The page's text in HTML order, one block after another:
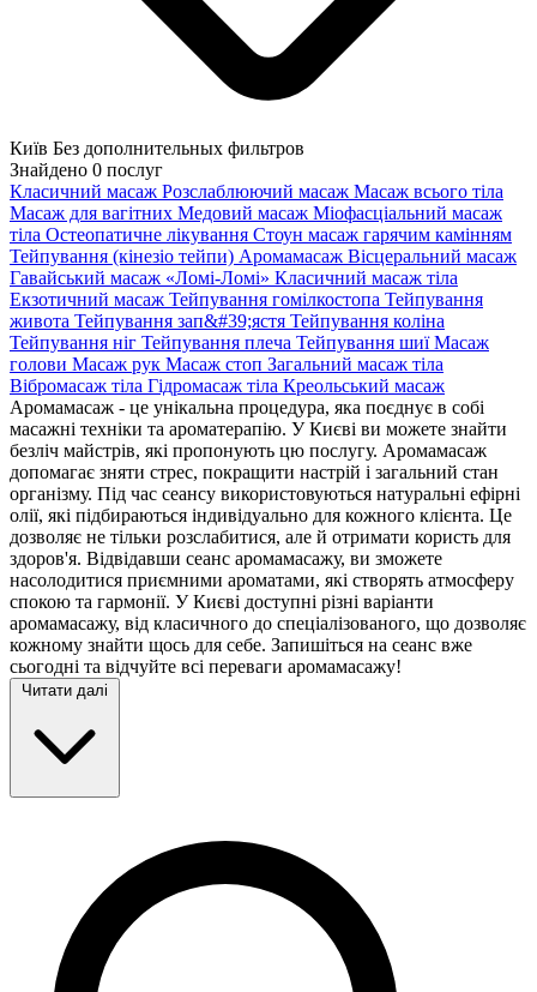
Київ Без дополнительных фильтров
Знайдено 0 послуг
Класичний масаж Розслаблюючий масаж Масаж всього тіла
Масаж для вагітних Медовий масаж Міофасціальний масаж
тіла Остеопатичне лікування Стоун масаж гарячим камінням
Тейпування (кінезіо тейпи) Аромамасаж Вісцеральний масаж
Гавайський масаж «Ломі-Ломі» Класичний масаж тіла
Екзотичний масаж Тейпування гомілкостопа Тейпування
живота Тейпування зап&#39;ястя Тейпування коліна
Тейпування ніг Тейпування плеча Тейпування шиїМасаж
голови Масаж рук Масаж стоп Загальний масаж тіла
Вібромасаж тіла Гідромасаж тіла Креольський масаж
Аромамасаж - це унікальна процедура, яка поєднує в собі
масажні техніки та ароматерапію. У Києві ви можете знайти
безліч майстрів, які пропонують цю послугу. Аромамасаж
допомагає зняти стрес, покращити настрій і загальний стан
організму. Під час сеансу використовуються натуральні ефірні
олії, які підбираються індивідуально для кожного клієнта. Це
дозволяє не тільки розслабитися, але й отримати користь для
здоров'я. Відвідавши сеанс аромамасажу, ви зможете
насолодитися приємними ароматами, які створять атмосферу
спокою та гармонії. У Києві доступні різні варіанти
аромамасажу, від класичного до спеціалізованого, що дозволяє
кожному знайти щось для себе. Запишіться на сеанс вже
сьогодні та відчуйте всі переваги аромамасажу!
Читати далі